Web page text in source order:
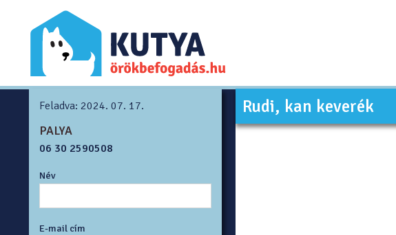
Rudi, kan keverék
Feladva: 2024. 07. 17.
PALYA
06 30 2590508
Név
E-mail cím